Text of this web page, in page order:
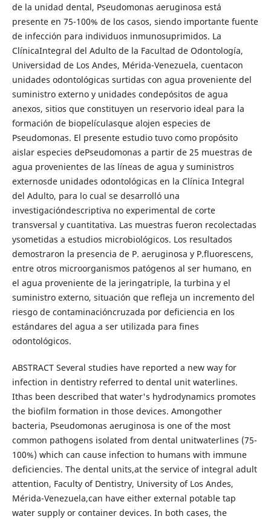
de la unidad dental, Pseudomonas aeruginosa está
presente en 75-100% de los casos, siendo importante fuente
de infección para individuos inmunosuprimidos. La
ClínicaIntegral del Adulto de la Facultad de Odontología,
Universidad de Los Andes, Mérida-Venezuela, cuentacon
unidades odontológicas surtidas con agua proveniente del
suministro externo y unidades condepósitos de agua
anexos, sitios que constituyen un reservorio ideal para la
formación de biopelículasque alojen especies de
Pseudomonas. El presente estudio tuvo como propósito
aislar especies dePseudomonas a partir de 25 muestras de
agua provenientes de las líneas de agua y suministros
externosde unidades odontológicas en la Clínica Integral
del Adulto, para lo cual se desarrolló una
investigacióndescriptiva no experimental de corte
transversal y cuantitativa. Las muestras fueron recolectadas
ysometidas a estudios microbiológicos. Los resultados
demostraron la presencia de P. aeruginosa y P.fluorescens,
entre otros microorganismos patógenos al ser humano, en
el agua proveniente de la jeringatriple, la turbina y el
suministro externo, situación que refleja un incremento del
riesgo de contaminacióncruzada por deficiencia en los
estándares del agua a ser utilizada para fines
odontológicos.
ABSTRACT Several studies have reported a new way for
infection in dentistry referred to dental unit waterlines.
Ithas been described that water's hydrodynamics promotes
the biofilm formation in those devices. Amongother
bacteria, Pseudomonas aeruginosa is one of the most
common pathogens isolated from dental unitwaterlines (75-
100%) which can cause infection to humans with immune
deficiencies. The dental units,at the service of integral adult
attention, Faculty of Dentistry, University of Los Andes,
Mérida-Venezuela,can have either external potable tap
water supply or container devices. In both cases, the